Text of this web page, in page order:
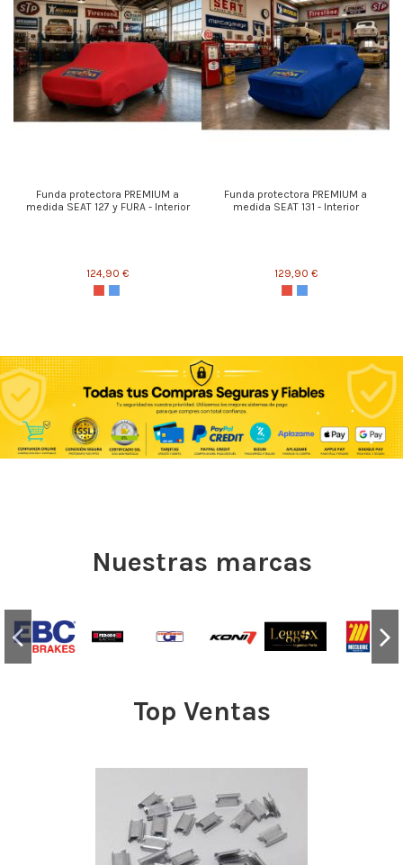
Funda protectora PREMIUM a
medida SEAT 127 y FURA - Interior
124,90 €
Funda protectora PREMIUM a
medida SEAT 131 - Interior
129,90 €
Nuestras marcas
Top Ventas